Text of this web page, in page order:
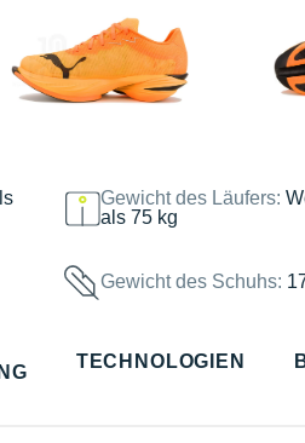
Gewicht des Läufers:
als 75 kg
Gewicht des Schuhs:
TECHNOLOGIEN